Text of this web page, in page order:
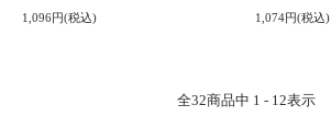
1,096円(税込) 1,074円(税込)
全32商品中 1 - 12表示